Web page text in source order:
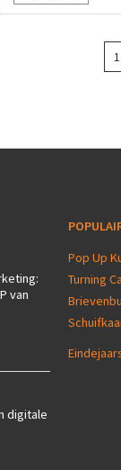
1
van
digitale
Pop Up
Turning